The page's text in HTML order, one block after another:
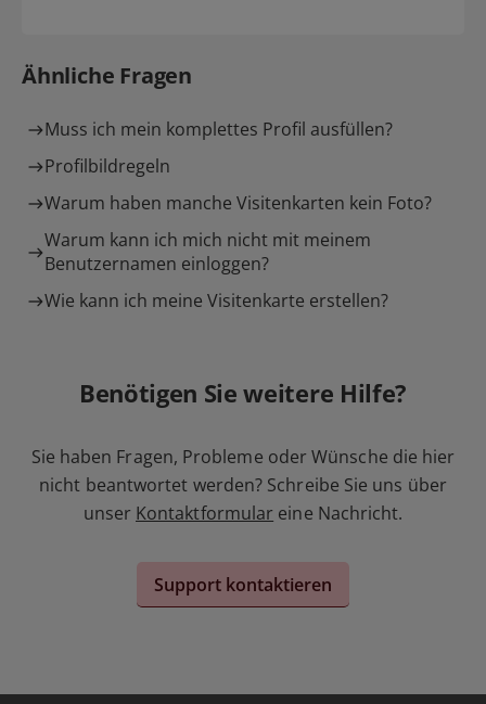
Ähnliche Fragen
Muss ich mein komplettes Profil ausfüllen?
Profilbildregeln
Warum haben manche Visitenkarten kein Foto?
Warum kann ich mich nicht mit meinem
Benutzernamen einloggen?
Wie kann ich meine Visitenkarte erstellen?
Benötigen Sie weitere Hilfe?
Sie haben Fragen, Probleme oder Wünsche die hier
nicht beantwortet werden? Schreibe Sie uns über
unser Kontaktformular eine Nachricht.
Support kontaktieren